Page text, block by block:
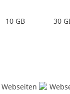
10 GB 30